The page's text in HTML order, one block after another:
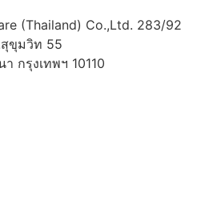
(Thailand) Co.,Ltd. 283/92
ขุมวิท 55
กรุงเทพฯ 10110